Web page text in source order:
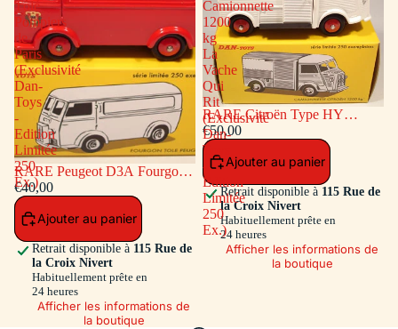
Tôlé
Pompiers
de
Paris
(Exclusivité
Dan-
Toys
-
Edition
Limitée
250
Ex.)
RARE Peugeot D3A Fourgon
Tôlé Pompiers de Paris
(Exclusivité Dan-Toys - Edition
Limitée 250 Ex.)
€40,00
Ajouter au panier
Retrait disponible à 115 Rue de
la Croix Nivert
Habituellement prête en
24 heures
Afficher les informations de
la boutique
Camionnette
1200
kg
La
Vache
Qui
Rit
(Exclusivité
Dan-
Toys
-
Edition
Limitée
250
Ex.)
RARE Citroën Type HY
Camionnette 1200 kg La Vache
Qui Rit (Exclusivité Dan-Toys -
Edition Limitée 250 Ex.)
€50,00
Ajouter au panier
Retrait disponible à 115 Rue de
la Croix Nivert
Habituellement prête en
24 heures
Afficher les informations de
la boutique